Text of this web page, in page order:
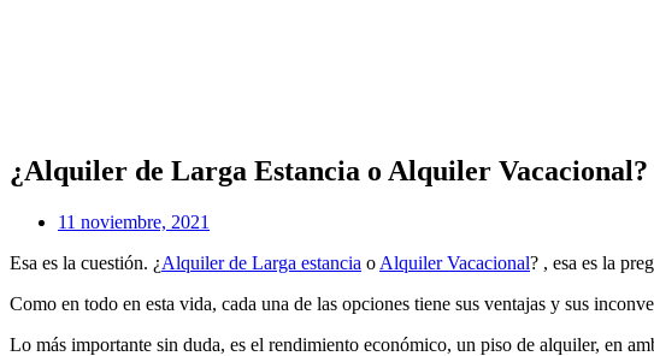
¿Alquiler de Larga Estancia o Alquiler Vacacional?
11 noviembre, 2021
Esa es la cuestión. ¿Alquiler de Larga estancia o Alquiler Vacacional? , esa es la
Como en todo en esta vida, cada una de las opciones tiene sus ventajas y sus
Lo más importante sin duda, es el rendimiento económico, un piso de alquiler, en